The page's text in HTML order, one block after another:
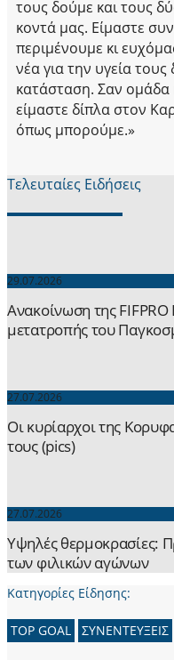
τους δούμε και τους
κοντά μας. Είμαστε
περιμένουμε κι
νέα για την υγεία τους
κατάσταση. Σαν ομάδα
είμαστε δίπλα στον
όπως μπορούμε.»
Τελευταίες Ειδήσεις
29.07.2026
Ανακοίνωση της
μετατροπής του
27.07.2026
Οι κυρίαρχοι της
τους (pics)
27.07.2026
Yψηλές θερμοκρασίες:
των φιλικών αγώνων
Κατηγορίες Είδησης:
TOP GOAL ΣΥΝΕΝΤΕΥΞΕΙΣ